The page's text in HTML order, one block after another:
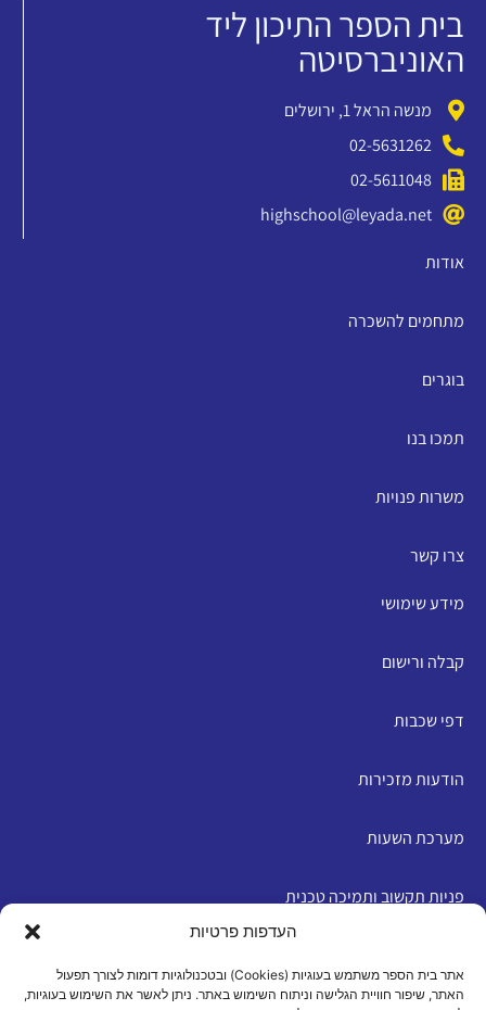
העדפות פרטיות
אתר בית הספר משתמש בעוגיות (Cookies) ובטכנולוגיות דומות לצורך תפעול
האתר, שיפור חוויית הגלישה וניתוח השימוש באתר. ניתן לאשר את השימוש בעוגיות,
בית הספר התיכון ליד
האוניברסיטה
מנשה הראל 1, ירושלים
02-5631262
02-5611048
highschool@leyada.net
אודות
מתחמים להשכרה
בוגרים
תמכו בנו
משרות פנויות
צרו קשר
מידע שימושי
קבלה ורישום
דפי שכבות
הודעות מזכירות
מערכת השעות
פניות תקשוב ותמיכה טכנית